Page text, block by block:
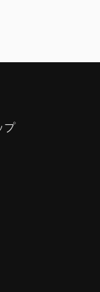
プ